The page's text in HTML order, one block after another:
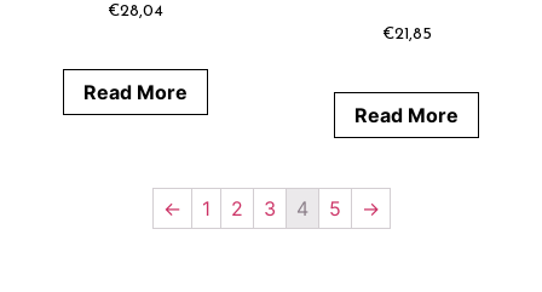
€28,04
Read More
€21,85
Read More
← 1 2 3 4 5 →